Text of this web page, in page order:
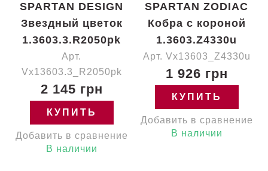
SPARTAN DESIGN
Звездный цветок
1.3603.3.R2050pk
Арт.
Vx13603.3_R2050pk
2 145 грн
КУПИТЬ
Добавить в сравнение
В наличии
SPARTAN ZODIAC
Кобра с короной
1.3603.Z4330u
Арт. Vx13603_Z4330u
1 926 грн
КУПИТЬ
Добавить в сравнение
В наличии